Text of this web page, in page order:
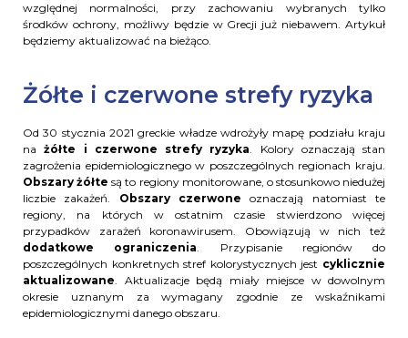
względnej normalności, przy zachowaniu wybranych tylko
środków ochrony, możliwy będzie w Grecji już niebawem. Artykuł
będziemy aktualizować na bieżąco.
Żółte i czerwone strefy ryzyka
Od 30 stycznia 2021 greckie władze wdrożyły mapę podziału kraju
nażółte i czerwone strefy ryzyka. Kolory oznaczają stan
zagrożenia epidemiologicznego w poszczególnych regionach kraju.
Obszary żółte są to regiony monitorowane, o stosunkowo niedużej
liczbie zakażeń. Obszary czerwone oznaczają natomiast te
regiony, na których w ostatnim czasie stwierdzono więcej
przypadków zarażeń koronawirusem. Obowiązują w nich też
dodatkowe ograniczenia. Przypisanie regionów do
poszczególnych konkretnych stref kolorystycznych jest cyklicznie
aktualizowane. Aktualizacje będą miały miejsce w dowolnym
okresie uznanym za wymagany zgodnie ze wskaźnikami
epidemiologicznymi danego obszaru.